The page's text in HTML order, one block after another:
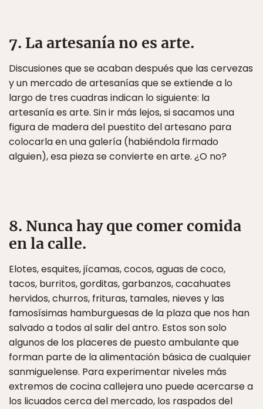
7. La artesanía no es arte.
Discusiones que se acaban después que las cervezas
y un mercado de artesanías que se extiende a lo
largo de tres cuadras indican lo siguiente: la
artesanía es arte. Sin ir más lejos, si sacamos una
figura de madera del puestito del artesano para
colocarla en una galería (habiéndola firmado
alguien), esa pieza se convierte en arte. ¿O no?
8. Nunca hay que comer comida
en la calle.
Elotes, esquites, jícamas, cocos, aguas de coco,
tacos, burritos, gorditas, garbanzos, cacahuates
hervidos, churros, frituras, tamales, nieves y las
famosísimas hamburguesas de la plaza que nos han
salvado a todos al salir del antro. Estos son solo
algunos de los placeres de puesto ambulante que
forman parte de la alimentación básica de cualquier
sanmiguelense. Para experimentar niveles más
extremos de cocina callejera uno puede acercarse a
los licuados cerca del mercado, los raspados del